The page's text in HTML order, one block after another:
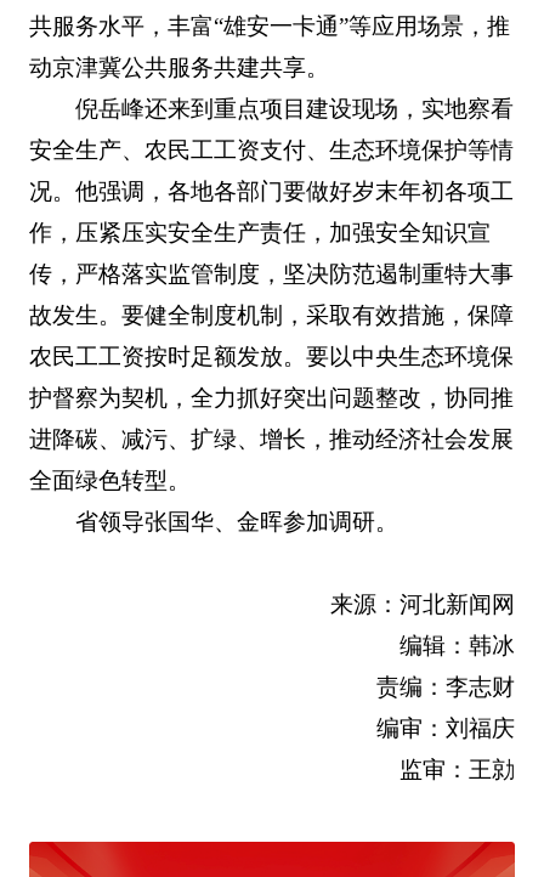
共服务水平，丰富“雄安一卡通”等应用场景，推
动京津冀公共服务共建共享。
倪岳峰还来到重点项目建设现场，实地察看
安全生产、农民工工资支付、生态环境保护等情
况。他强调，各地各部门要做好岁末年初各项工
作，压紧压实安全生产责任，加强安全知识宣
传，严格落实监管制度，坚决防范遏制重特大事
故发生。要健全制度机制，采取有效措施，保障
农民工工资按时足额发放。要以中央生态环境保
护督察为契机，全力抓好突出问题整改，协同推
进降碳、减污、扩绿、增长，推动经济社会发展
全面绿色转型。
省领导张国华、金晖参加调研。
来源：河北新闻网
编辑：韩冰
责编：李志财
编审：刘福庆
监审：王勍